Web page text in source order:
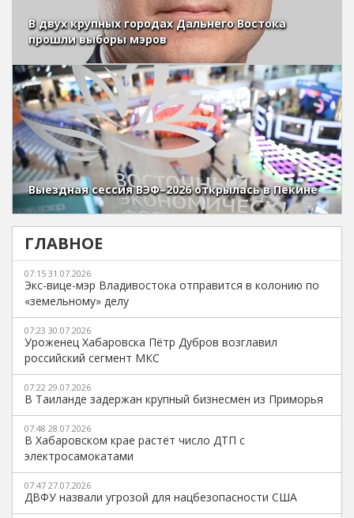
В двух крупных городах Дальнего Востока
прошли выборы мэров
Выездная сессия ВЭФ–2026 открылась в Пекине
ГЛАВНОЕ
07:15 31.07.2026
Экс-вице-мэр Владивостока отправится в колонию по
«земельному» делу
07:23 30.07.2026
Уроженец Хабаровска Пётр Дубров возглавил
российский сегмент МКС
07:22 29.07.2026
В Таиланде задержан крупный бизнесмен из Приморья
07:48 28.07.2026
В Хабаровском крае растёт число ДТП с
электросамокатами
07:47 27.07.2026
ДВФУ назвали угрозой для нацбезопасности США